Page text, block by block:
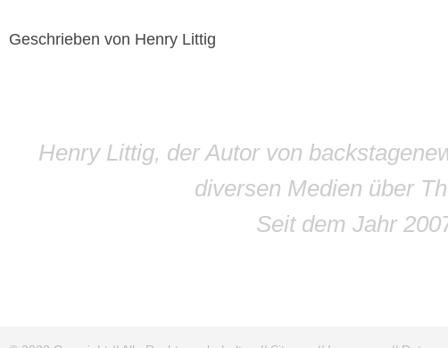
Geschrieben von Henry Littig
Henry Littig, der Autor von
diversen Medien über
Seit dem Jahr